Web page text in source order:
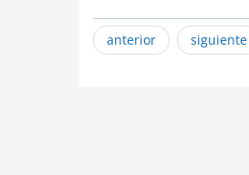
anterior siguiente